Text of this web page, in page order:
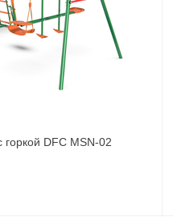
горкой DFC MSN-02